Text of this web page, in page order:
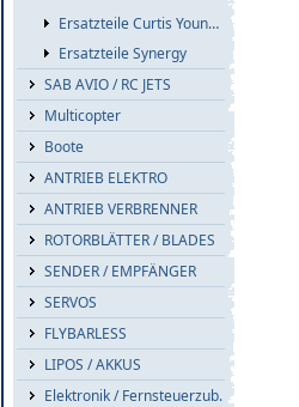
Ersatzteile Curtis Youngblood
Ersatzteile Synergy
SAB AVIO / RC JETS
Multicopter
Boote
ANTRIEB ELEKTRO
ANTRIEB VERBRENNER
ROTORBLÄTTER / BLADES
SENDER / EMPFÄNGER
SERVOS
FLYBARLESS
LIPOS / AKKUS
Elektronik / Fernsteuerzub.